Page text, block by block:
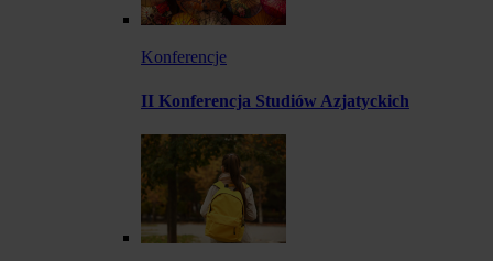
Konferencje
II Konferencja Studiów Azjatyckich